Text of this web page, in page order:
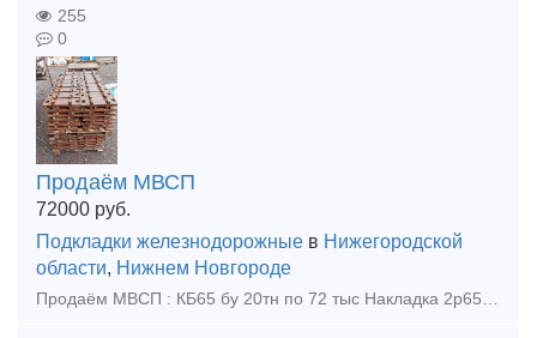
255
0
Продаём МВСП
72000 руб.
Подкладки железнодорожные в Нижегородской
области, Нижнем Новгороде
Продаём МВСП : КБ65 бу 20тн по 72 тыс Накладка 2р65 бу 12тн по 75 тыс Накладка 1р65 бу 20тн по 68 тыс Накладка 1р50 бу 2тн по 69 тыс Накладка 1р65 фрез-ная новая 1,23 тн по 52000 р тн